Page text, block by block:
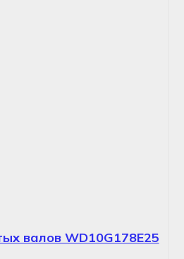
валов WD10G178E25